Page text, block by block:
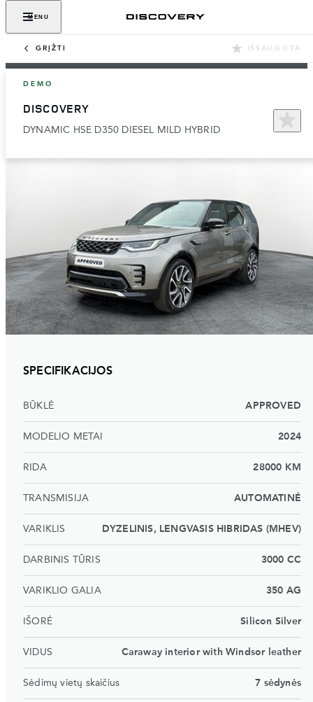
MENU
GRĮŽTI IŠSAUGOTA
DEMO
DISCOVERY
DYNAMIC HSE D350 DIESEL MILD HYBRID
SPECIFIKACIJOS
BŪKLĖ APPROVED
MODELIO METAI 2024
RIDA 28000 KM
TRANSMISIJA AUTOMATINĖ
VARIKLIS DYZELINIS, LENGVASIS HIBRIDAS (MHEV)
DARBINIS TŪRIS 3000 CC
VARIKLIO GALIA 350 AG
IŠORĖ Silicon Silver
VIDUS Caraway interior with Windsor leather
Sėdimų vietų skaičius 7 sėdynės